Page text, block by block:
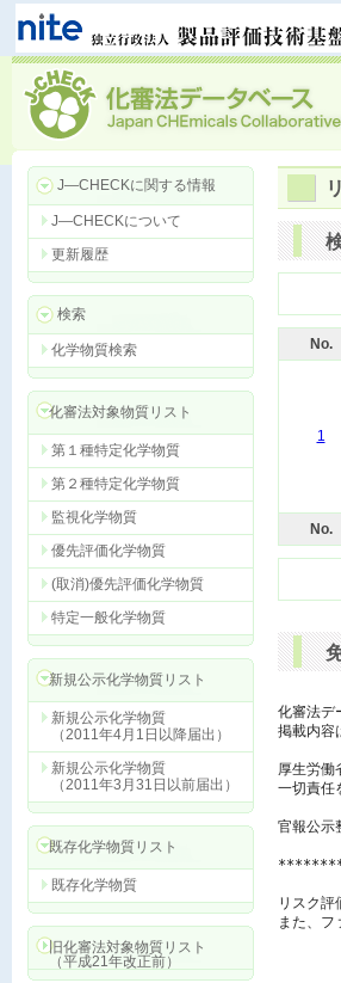
J―CHECKに関する情報
J―CHECKについて
更新履歴
検索
化学物質検索
化審法対象物質リスト
第１種特定化学物質
第２種特定化学物質
監視化学物質
優先評価化学物質
(取消)優先評価化学物質
特定一般化学物質
新規公示化学物質リスト
新規公示化学物質
（2011年4月1日以降届出）
新規公示化学物質
（2011年3月31日以前届出）
既存化学物質リスト
既存化学物質
旧化審法対象物質リスト
（平成21年改正前）
No.
1
No.
化審法デ
掲載内容
厚生労働
一切責任
官報公示
リスク評
また、